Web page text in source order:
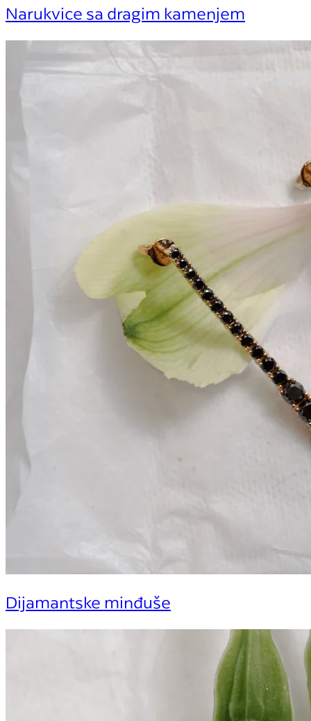
Narukvice sa dragim kamenjem
Dijamantske minđuše